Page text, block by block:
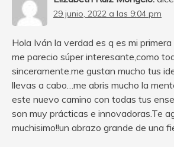
29 junio, 2022 a las 9:04 pm
Hola Iván la verdad es q es mi
me parecio súper interesante,como
sinceramente.me gustan mucho tus
llevas a cabo…me abris mucho la
este nuevo camino con todas tus
son muy prácticas e innovadoras.Te
muchisimo!!un abrazo grande de una